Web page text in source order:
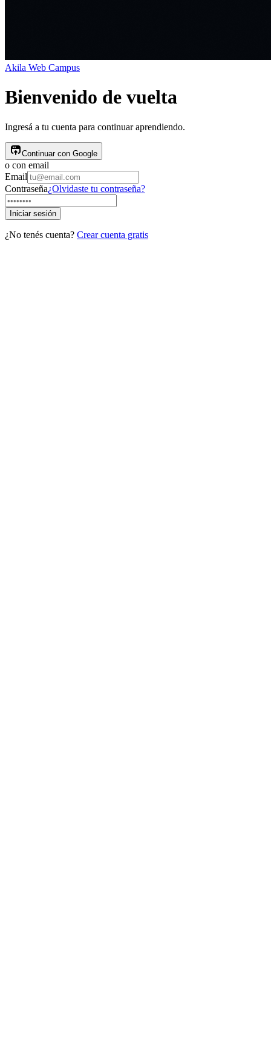
Akila Web Campus
Bienvenido de vuelta
Ingresá a tu cuenta para continuar aprendiendo.
Continuar con Google
o con email
Email
Contraseña¿Olvidaste tu contraseña?
Iniciar sesión
¿No tenés cuenta? Crear cuenta gratis